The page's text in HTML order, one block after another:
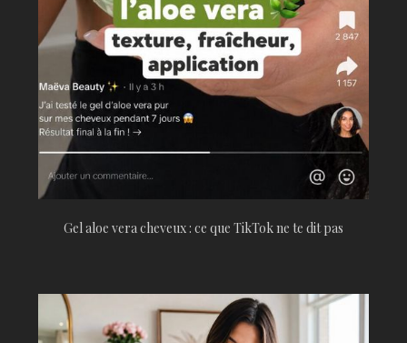
Gel aloe vera cheveux : ce que TikTok ne te dit pas